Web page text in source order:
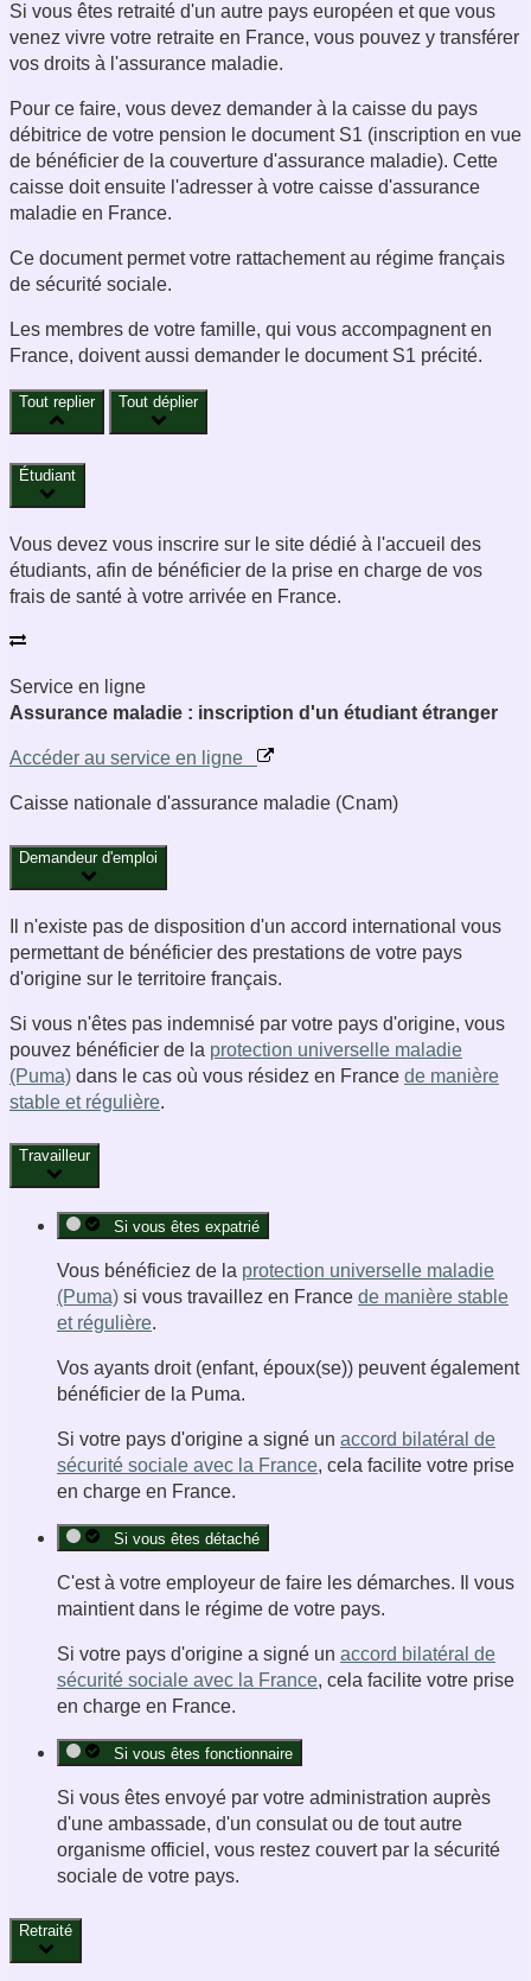
Si vous êtes retraité d'un autre pays européen et que vous
venez vivre votre retraite en France, vous pouvez y transférer
vos droits à l'assurance maladie.
Pour ce faire, vous devez demander à la caisse du pays
débitrice de votre pension le document S1 (inscription en vue
de bénéficier de la couverture d'assurance maladie). Cette
caisse doit ensuite l'adresser à votre caisse d'assurance
maladie en France.
Ce document permet votre rattachement au régime français
de sécurité sociale.
Les membres de votre famille, qui vous accompagnent en
France, doivent aussi demander le document S1 précité.
Tout replier Tout déplier
Étudiant
Vous devez vous inscrire sur le site dédié à l'accueil des
étudiants, afin de bénéficier de la prise en charge de vos
frais de santé à votre arrivée en France.
Service en ligne
Assurance maladie : inscription d'un étudiant étranger
Accéder au service en ligne
Caisse nationale d'assurance maladie (Cnam)
Demandeur d'emploi
Il n'existe pas de disposition d'un accord international vous
permettant de bénéficier des prestations de votre pays
d'origine sur le territoire français.
Si vous n'êtes pas indemnisé par votre pays d'origine, vous
pouvez bénéficier de la protection universelle maladie
(Puma) dans le cas où vous résidez en France de manière
stable et régulière.
Travailleur
Si vous êtes expatrié
Vous bénéficiez de la protection universelle maladie
(Puma) si vous travaillez en France de manière stable
et régulière.
Vos ayants droit (enfant, époux(se)) peuvent également
bénéficier de la Puma.
Si votre pays d'origine a signé un accord bilatéral de
sécurité sociale avec la France, cela facilite votre prise
en charge en France.
Si vous êtes détaché
C'est à votre employeur de faire les démarches. Il vous
maintient dans le régime de votre pays.
Si votre pays d'origine a signé un accord bilatéral de
sécurité sociale avec la France, cela facilite votre prise
en charge en France.
Si vous êtes fonctionnaire
Si vous êtes envoyé par votre administration auprès
d'une ambassade, d'un consulat ou de tout autre
organisme officiel, vous restez couvert par la sécurité
sociale de votre pays.
Retraité